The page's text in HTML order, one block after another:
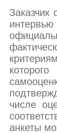
Заказчик
числе
анкеты